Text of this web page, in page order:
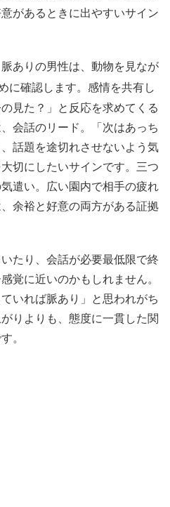
があるときに出やすいサイン
ありの男性は、動物を見なが
に確認します。感情を共有し
見た？」と反応を求めてくる
会話のリード。「次はあっち
話題を途切れさせないよう気
切にしたいサインです。三つ
遣い。広い園内で相手の疲れ
余裕と好意の両方がある証拠
たり、会話が必要最低限で終
覚に近いのかもしれません。
いれば脈あり」と思われがち
りよりも、態度に一貫した関
。